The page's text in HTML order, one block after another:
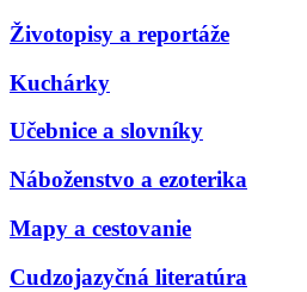
Životopisy a reportáže
Kuchárky
Učebnice a slovníky
Náboženstvo a ezoterika
Mapy a cestovanie
Cudzojazyčná literatúra